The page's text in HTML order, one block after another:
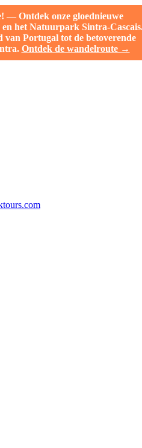
— Ontdek onze gloednieuwe
het Natuurpark Sintra-
van Portugal tot de betoverende
Ontdek de wandelroute →